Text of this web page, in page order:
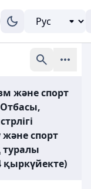
және спорт
спорт
қыркүйекте)